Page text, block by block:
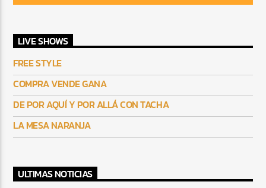
LIVE SHOWS
FREE STYLE
COMPRA VENDE GANA
DE POR AQUÍ Y POR ALLÁ CON TACHA
LA MESA NARANJA
ULTIMAS NOTICIAS